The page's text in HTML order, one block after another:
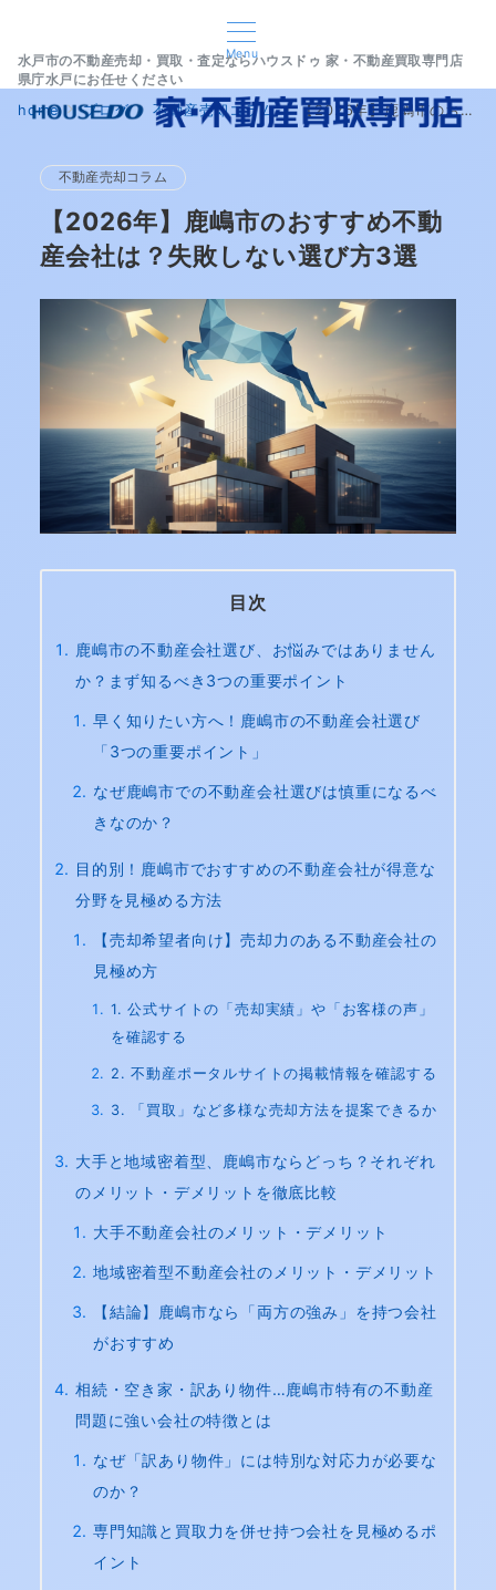
Menu
水戸市の不動産売却・買取・査定ならハウスドゥ 家・不動産買取専門店
県庁水戸にお任せください
home ブログ 不動産売却コラム 【2026年】鹿嶋市のおすすめ不動産会社は？失敗しない選び方3選
不動産売却コラム
【2026年】鹿嶋市のおすすめ不動
産会社は？失敗しない選び方3選
目次
鹿嶋市の不動産会社選び、お悩みではありません
か？まず知るべき3つの重要ポイント
早く知りたい方へ！鹿嶋市の不動産会社選び
「3つの重要ポイント」
なぜ鹿嶋市での不動産会社選びは慎重になるべ
きなのか？
目的別！鹿嶋市でおすすめの不動産会社が得意な
分野を見極める方法
【売却希望者向け】売却力のある不動産会社の
見極め方
1. 公式サイトの「売却実績」や「お客様の声」
を確認する
2. 不動産ポータルサイトの掲載情報を確認する
3. 「買取」など多様な売却方法を提案できるか
大手と地域密着型、鹿嶋市ならどっち？それぞれ
のメリット・デメリットを徹底比較
大手不動産会社のメリット・デメリット
地域密着型不動産会社のメリット・デメリット
【結論】鹿嶋市なら「両方の強み」を持つ会社
がおすすめ
相続・空き家・訳あり物件…鹿嶋市特有の不動産
問題に強い会社の特徴とは
なぜ「訳あり物件」には特別な対応力が必要な
のか？
専門知識と買取力を併せ持つ会社を見極めるポ
イント